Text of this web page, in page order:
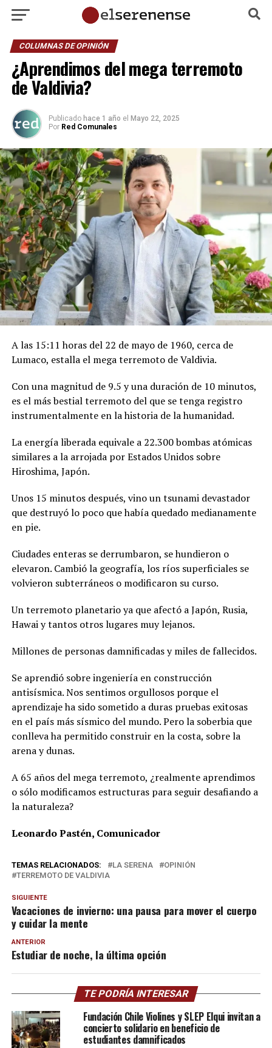
COLUMNAS DE OPINIÓN
¿Aprendimos del mega terremoto
de Valdivia?
Publicado hace 1 año el Mayo 22, 2025
Por Red Comunales
A las 15:11 horas del 22 de mayo de 1960, cerca de
Lumaco, estalla el mega terremoto de Valdivia.
Con una magnitud de 9.5 y una duración de 10 minutos,
es el más bestial terremoto del que se tenga registro
instrumentalmente en la historia de la humanidad.
La energía liberada equivale a 22.300 bombas atómicas
similares a la arrojada por Estados Unidos sobre
Hiroshima, Japón.
Unos 15 minutos después, vino un tsunami devastador
que destruyó lo poco que había quedado medianamente
en pie.
Ciudades enteras se derrumbaron, se hundieron o
elevaron. Cambió la geografía, los ríos superficiales se
volvieron subterráneos o modificaron su curso.
Un terremoto planetario ya que afectó a Japón, Rusia,
Hawai y tantos otros lugares muy lejanos.
Millones de personas damnificadas y miles de fallecidos.
Se aprendió sobre ingeniería en construcción
antisísmica. Nos sentimos orgullosos porque el
aprendizaje ha sido sometido a duras pruebas exitosas
en el país más sísmico del mundo. Pero la soberbia que
conlleva ha permitido construir en la costa, sobre la
arena y dunas.
A 65 años del mega terremoto, ¿realmente aprendimos
o sólo modificamos estructuras para seguir desafiando a
la naturaleza?
Leonardo Pastén, Comunicador
TEMAS RELACIONADOS: LA SERENA
OPINIÓN
TERREMOTO DE VALDIVIA
SIGUIENTE
Vacaciones de invierno: una pausa para mover el cuerpo
y cuidar la mente
ANTERIOR
Estudiar de noche, la última opción
TE PODRÍA INTERESAR
Fundación Chile Violines y SLEP Elqui invitan a
concierto solidario en beneficio de
estudiantes damnificados